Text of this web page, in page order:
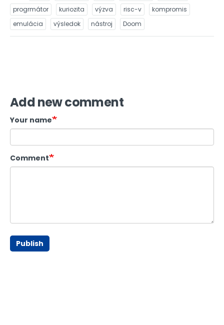
progrmátor
kuriozita výzva risc-v
kompromis
emulácia
výsledok nástroj Doom
Add new comment
Your name
Comment
Publish